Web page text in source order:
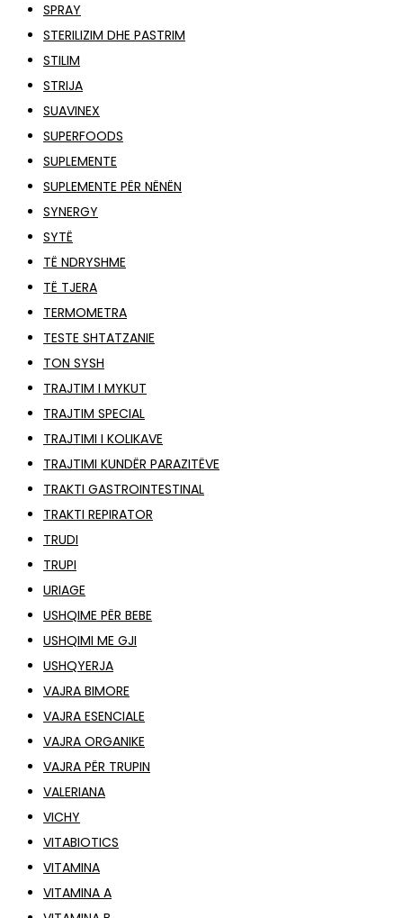
SPRAY
STERILIZIM DHE PASTRIM
STILIM
STRIJA
SUAVINEX
SUPERFOODS
SUPLEMENTE
SUPLEMENTE PËR NËNËN
SYNERGY
SYTË
TË NDRYSHME
TË TJERA
TERMOMETRA
TESTE SHTATZANIE
TON SYSH
TRAJTIM I MYKUT
TRAJTIM SPECIAL
TRAJTIMI I KOLIKAVE
TRAJTIMI KUNDËR PARAZITËVE
TRAKTI GASTROINTESTINAL
TRAKTI REPIRATOR
TRUDI
TRUPI
URIAGE
USHQIME PËR BEBE
USHQIMI ME GJI
USHQYERJA
VAJRA BIMORE
VAJRA ESENCIALE
VAJRA ORGANIKE
VAJRA PËR TRUPIN
VALERIANA
VICHY
VITABIOTICS
VITAMINA
VITAMINA A